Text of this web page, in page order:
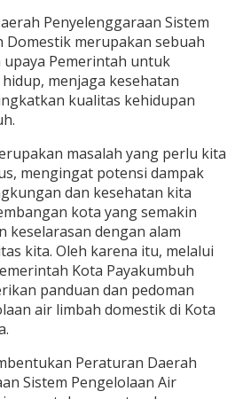
Penyelenggaraan Sistem
Domestik merupakan sebuah
Pemerintah untuk
menjaga kesehatan
kualitas kehidupan
masalah yang perlu kita
mengingat potensi dampak
dan kesehatan kita
kota yang semakin
keselarasan dengan alam
kita. Oleh karena itu, melalui
Kota Payakumbuh
panduan dan pedoman
air limbah domestik di Kota
Peraturan Daerah
Sistem Pengelolaan Air